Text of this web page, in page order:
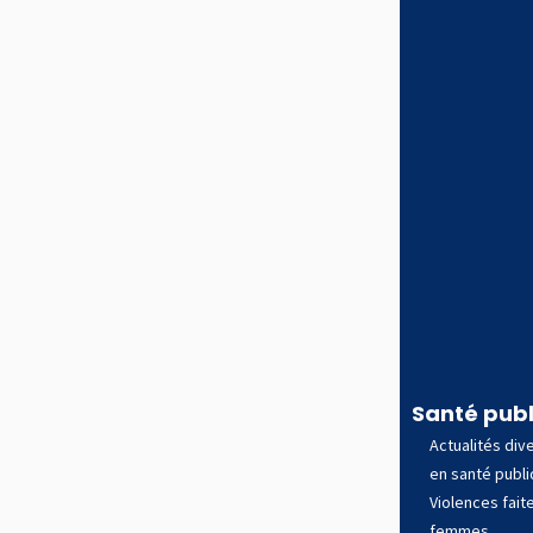
Santé
Actualités
en santé
Violences